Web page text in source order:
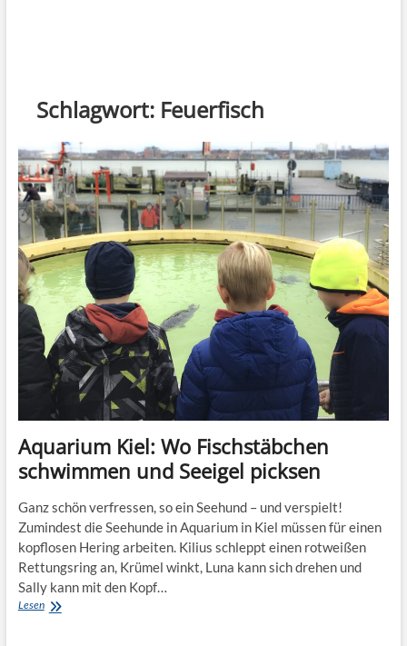
Schlagwort: Feuerfisch
Aquarium Kiel: Wo Fischstäbchen
schwimmen und Seeigel picksen
Ganz schön verfressen, so ein Seehund – und verspielt!
Zumindest die Seehunde in Aquarium in Kiel müssen für einen
kopflosen Hering arbeiten. Kilius schleppt einen rotweißen
Rettungsring an, Krümel winkt, Luna kann sich drehen und
Sally kann mit den Kopf…
LesenAquarium